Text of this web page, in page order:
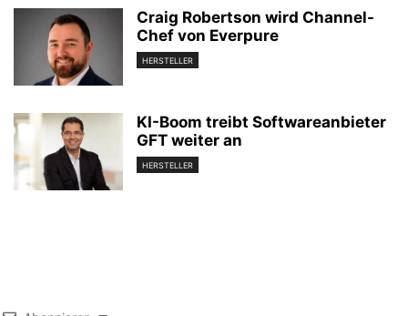
Craig Robertson wird Channel-
Chef von Everpure
HERSTELLER
KI-Boom treibt Softwareanbieter
GFT weiter an
HERSTELLER